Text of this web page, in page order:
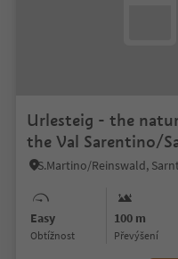
Urlesteig - the
the Val Sarentino/
Easy
Obtížnost
100 m
Převýšení